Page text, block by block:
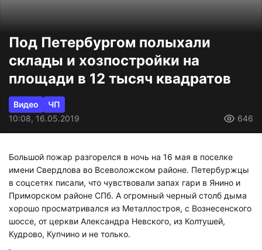
Под Петербургом полыхали
склады и хозпостройки на
площади в 12 тысяч квадратов
Видео
ЧП
10:08, 16.05.2019
646
Большой пожар разгорелся в ночь на 16 мая в поселке
имени Свердлова во Всеволожском районе. Петербуржцы
в соцсетях писали, что чувствовали запах гари в Янино и
Приморском районе СПб. А огромный черный столб дыма
хорошо просматривался из Металлостроя, с Вознесенского
шоссе, от церкви Александра Невского, из Колтушей,
Кудрово, Купчино и не только.